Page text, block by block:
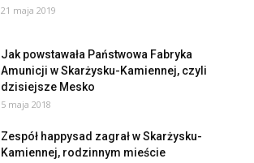
21 maja 2019
Jak powstawała Państwowa Fabryka
Amunicji w Skarżysku-Kamiennej, czyli
dzisiejsze Mesko
5 maja 2018
Zespół happysad zagrał w Skarżysku-
Kamiennej, rodzinnym mieście